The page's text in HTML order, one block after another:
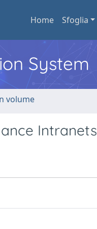
Home Sfoglia
System
volume
Intranets